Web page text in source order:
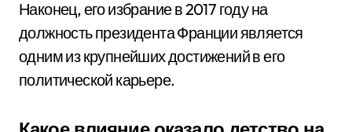
Наконец, его избрание в 2017 году на
должность президента Франции является
одним из крупнейших достижений в его
политической карьере.